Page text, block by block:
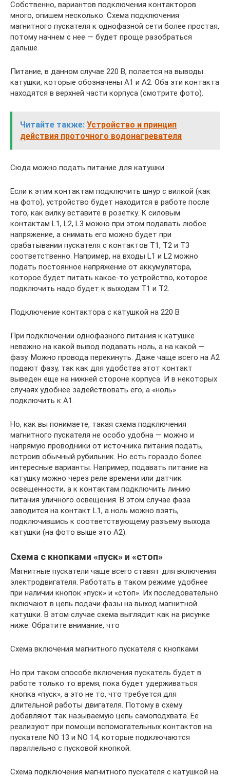
Собственно, вариантов подключения контакторов
много, опишем несколько. Схема подключения
магнитного пускателя к однофазной сети более простая,
потому начнем с нее — будет проще разобраться
дальше.
Питание, в данном случае 220 В, полается на выводы
катушки, которые обозначены А1 и А2. Оба эти контакта
находятся в верхней части корпуса (смотрите фото).
Читайте также: Устройство и принцип
действия проточного водонагревателя
Сюда можно подать питание для катушки
Если к этим контактам подключить шнур с вилкой (как
на фото), устройство будет находится в работе после
того, как вилку вставите в розетку. К силовым
контактам L1, L2, L3 можно при этом подавать любое
напряжение, а снимать его можно будет при
срабатывании пускателя с контактов T1, T2 и T3
соответственно. Например, на входы L1 и L2 можно
подать постоянное напряжение от аккумулятора,
которое будет питать какое-то устройство, которое
подключить надо будет к выходам T1 и T2.
Подключение контактора с катушкой на 220 В
При подключении однофазного питания к катушке
неважно на какой вывод подавать ноль, а на какой —
фазу. Можно провода перекинуть. Даже чаще всего на А2
подают фазу, так как для удобства этот контакт
выведен еще на нижней стороне корпуса. И в некоторых
случаях удобнее задействовать его, а «ноль»
подключить к А1.
Но, как вы понимаете, такая схема подключения
магнитного пускателя не особо удобна — можно и
напрямую проводники от источника питания подать,
встроив обычный рубильник. Но есть гораздо более
интересные варианты. Например, подавать питание на
катушку можно через реле времени или датчик
освещенности, а к контактам подключить линию
питания уличного освещения. В этом случае фаза
заводится на контакт L1, а ноль можно взять,
подключившись к соответствующему разъему выхода
катушки (на фото выше это A2).
Схема с кнопками «пуск» и «стоп»
Магнитные пускатели чаще всего ставят для включения
электродвигателя. Работать в таком режиме удобнее
при наличии кнопок «пуск» и «стоп». Их последовательно
включают в цепь подачи фазы на выход магнитной
катушки. В этом случае схема выглядит как на рисунке
ниже. Обратите внимание, что
Схема включения магнитного пускателя с кнопками
Но при таком способе включения пускатель будет в
работе только то время, пока будет удерживаться
кнопка «пуск», а это не то, что требуется для
длительной работы двигателя. Потому в схему
добавляют так называемую цепь самоподхвата. Ее
реализуют при помощи вспомогательных контактов на
пускателе NO 13 и NO 14, которые подключаются
параллельно с пусковой кнопкой.
Схема подключения магнитного пускателя с катушкой на